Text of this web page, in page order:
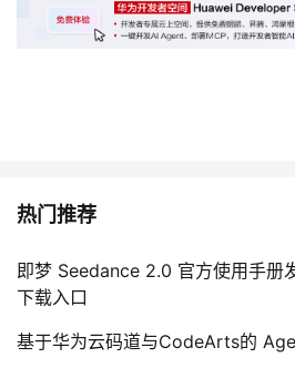
热门推荐
即梦 Seedance 2.0 官方使用手册
下载入口
基于华为云码道与CodeArts的